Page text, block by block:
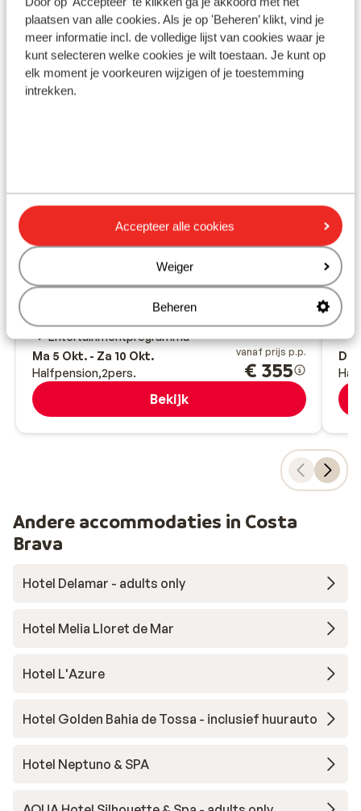
plaatsen van alle cookies. Als je op 'Beheren’ klikt, vind je
meer informatie incl. de volledige lijst van cookies waar je
kunt selecteren welke cookies je wilt toestaan. Je kunt op
elk moment je voorkeuren wijzigen of je toestemming
intrekken.
Accepteer alle cookies
Weiger
Beheren
8.4 Fantastisch
AQUA Hotel Onabrava & Spa
Costa Brava Spanje
Aan de wandelpromenade
Entertainmentprogramma
Ma 5 Okt. - Za 10 Okt.
Halfpension 2pers.
vanaf prijs p.p.
€ 355
Bekijk
Do
Andere accommodaties in Costa
Brava
Hotel Delamar - adults only
Hotel Melia Lloret de Mar
Hotel L'Azure
Hotel Golden Bahia de Tossa - inclusief huurauto
Hotel Neptuno & SPA